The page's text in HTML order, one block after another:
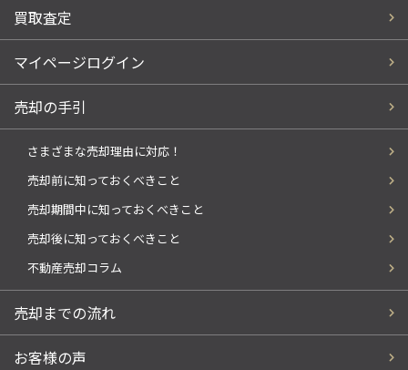
買取査定
マイページログイン
売却の手引
さまざまな売却理由に対応！
売却前に知っておくべきこと
売却期間中に知っておくべきこと
売却後に知っておくべきこと
不動産売却コラム
売却までの流れ
お客様の声